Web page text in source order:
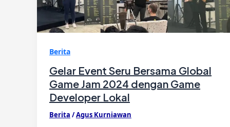
Berita
Gelar Event Seru Bersama Global
Game Jam 2024 dengan Game
Developer Lokal
Berita /Agus Kurniawan